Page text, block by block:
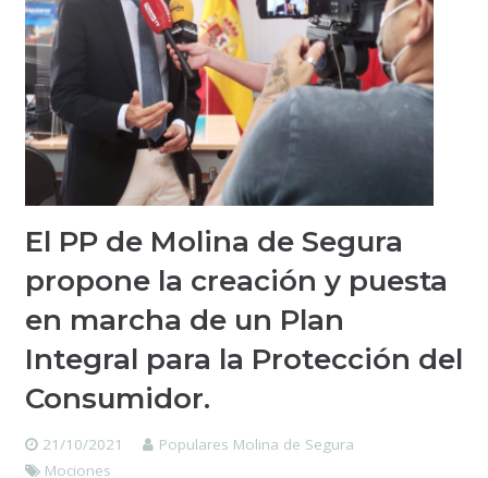
El PP de Molina de Segura
propone la creación y puesta
en marcha de un Plan
Integral para la Protección del
Consumidor.
21/10/2021
Populares Molina de Segura
Mociones